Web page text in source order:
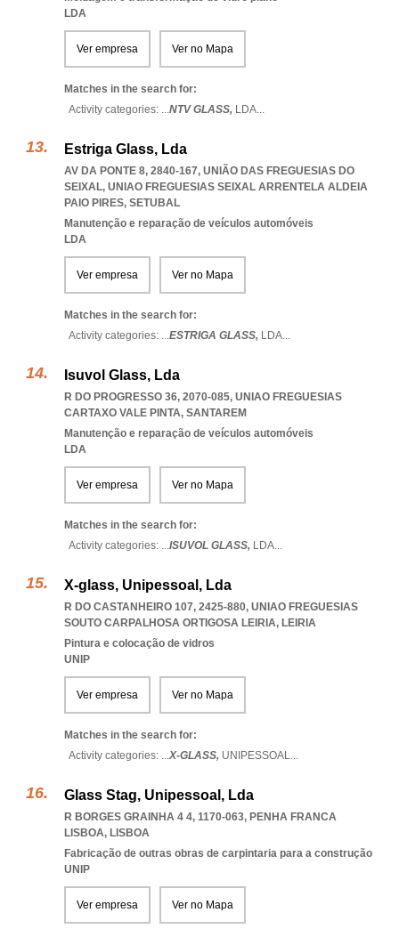
LDA
Ver empresa Ver no Mapa
Matches in the search for:
Activity categories: ...NTV GLASS, LDA...
Estriga Glass, Lda
AV DA PONTE 8, 2840-167, UNIÃO DAS FREGUESIAS DO
SEIXAL, UNIAO FREGUESIAS SEIXAL ARRENTELA ALDEIA
PAIO PIRES, SETUBAL
Manutenção e reparação de veículos automóveis
LDA
Ver empresa Ver no Mapa
Matches in the search for:
Activity categories: ...ESTRIGA GLASS, LDA...
Isuvol Glass, Lda
R DO PROGRESSO 36, 2070-085, UNIAO FREGUESIAS
CARTAXO VALE PINTA, SANTAREM
Manutenção e reparação de veículos automóveis
LDA
Ver empresa Ver no Mapa
Matches in the search for:
Activity categories: ...ISUVOL GLASS, LDA...
X-glass, Unipessoal, Lda
R DO CASTANHEIRO 107, 2425-880, UNIAO FREGUESIAS
SOUTO CARPALHOSA ORTIGOSA LEIRIA, LEIRIA
Pintura e colocação de vidros
UNIP
Ver empresa Ver no Mapa
Matches in the search for:
Activity categories: ...X-GLASS, UNIPESSOAL...
Glass Stag, Unipessoal, Lda
R BORGES GRAINHA 4 4, 1170-063, PENHA FRANCA
LISBOA, LISBOA
Fabricação de outras obras de carpintaria para a construção
UNIP
Ver empresa Ver no Mapa